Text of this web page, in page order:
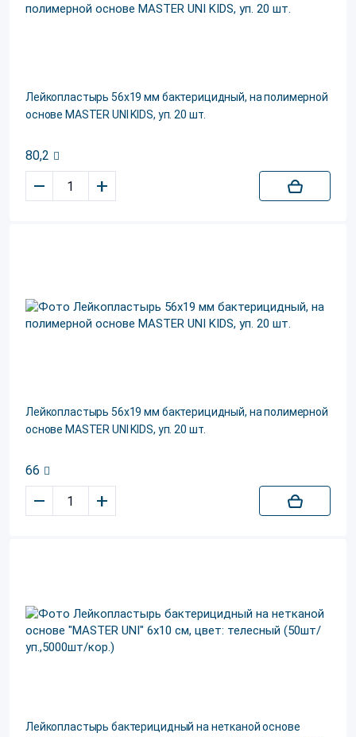
Лейкопластырь 56х19 мм бактерицидный, на полимерной
основе MASTER UNI KIDS, уп. 20 шт.
80,2
– +
Лейкопластырь 56х19 мм бактерицидный, на полимерной
основе MASTER UNI KIDS, уп. 20 шт.
66
– +
Лейкопластырь бактерицидный на нетканой основе